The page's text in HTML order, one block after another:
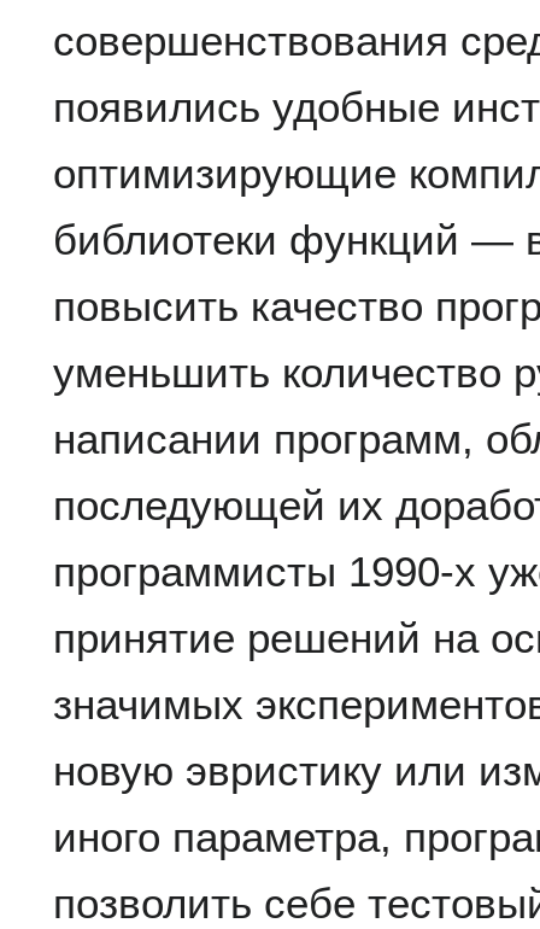
совершенствования
появились удобные
оптимизирующие
библиотеки функций —
повысить качество
уменьшить количество
написании программ,
последующей их
программисты 1990-х
принятие решений на
значимых
новую эвристику или
иного параметра,
позволить себе